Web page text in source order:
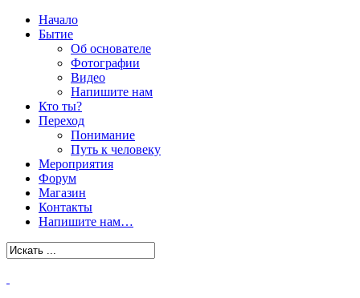
Начало
Бытие
Об основателе
Фотографии
Видео
Напишите нам
Кто ты?
Переход
Понимание
Путь к человеку
Мероприятия
Форум
Магазин
Контакты
Напишите нам…